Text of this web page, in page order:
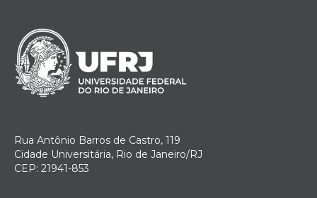
Rua Antônio Barros de Castro, 119
Cidade Universitária, Rio de Janeiro/RJ
CEP: 21941-853